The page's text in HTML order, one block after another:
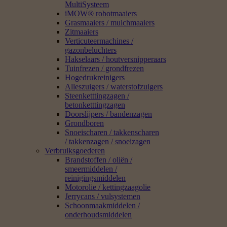
MultiSysteem
iMOW® robotmaaiers
Grasmaaiers / mulchmaaiers
Zitmaaiers
Verticuteermachines /
gazonbeluchters
Hakselaars / houtversnipperaars
Tuinfrezen / grondfrezen
Hogedrukreinigers
Alleszuigers / waterstofzuigers
Steenketttingzagen /
betonketttingzagen
Doorslijpers / bandenzagen
Grondboren
Snoeischaren / takkenscharen
/ takkenzagen / snoeizagen
Verbruiksgoederen
Brandstoffen / oliën /
smeermiddelen /
reinigingsmiddelen
Motorolie / kettingzaagolie
Jerrycans / vulsystemen
Schoonmaakmiddelen /
onderhoudsmiddelen